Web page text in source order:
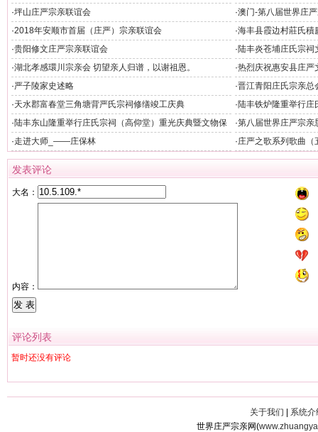
迎晚宴）
州）
·坪山庄严宗亲联谊会 ·澳门-第八届世界庄
·2018年安顺市首届（庄严）宗亲联谊会 ·海丰县霞边村莊氏積
·贵阳修文庄严宗亲联谊会 ·陆丰炎苍埔庄氏宗
·湖北孝感環川宗亲会 切望亲人归谱，以谢祖恩。 ·热烈庆祝惠安县庄严
隆重举行
·严子陵家史述略 ·晋江青阳庄氏宗亲总
·天水郡富春堂三角塘背严氏宗祠修缮竣工庆典 ·陆丰铁炉隆重举行
·陆丰东山隆重举行庄氏宗祠（高仰堂）重光庆典暨文物保
护单位揭牌仪式
·第八届世界庄严宗亲
·走进大师_——庄保林 ·庄严之歌系列歌曲
发表评论
大名：
内容：
评论列表
暂时还没有评论
关于我们
系统介
世界庄严宗亲网(